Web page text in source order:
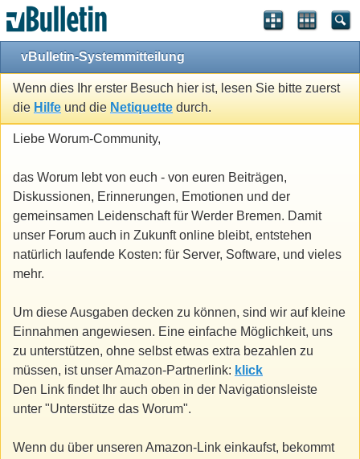
vBulletin-Systemmitteilung
Wenn dies Ihr erster Besuch hier ist, lesen Sie bitte zuerst
die Hilfe und die Netiquette durch.
Liebe Worum-Community,
das Worum lebt von euch - von euren Beiträgen,
Diskussionen, Erinnerungen, Emotionen und der
gemeinsamen Leidenschaft für Werder Bremen. Damit
unser Forum auch in Zukunft online bleibt, entstehen
natürlich laufende Kosten: für Server, Software, und vieles
mehr.
Um diese Ausgaben decken zu können, sind wir auf kleine
Einnahmen angewiesen. Eine einfache Möglichkeit, uns
zu unterstützen, ohne selbst etwas extra bezahlen zu
müssen, ist unser Amazon-Partnerlink: klick
Den Link findet Ihr auch oben in der Navigationsleiste
unter "Unterstütze das Worum".
Wenn du über unseren Amazon-Link einkaufst, bekommt